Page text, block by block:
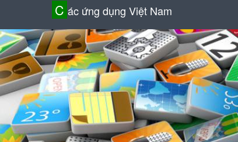
C ác ứng dụng Việt Nam